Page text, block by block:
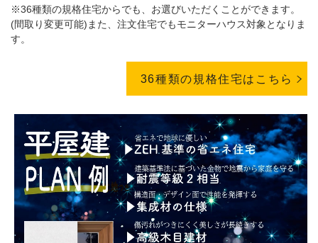
※36種類の規格住宅からでも、お選びいただくことができます。
(間取り変更可能)また、注文住宅でもモニターハウス対象となりま
す。
36種類の規格住宅はこちら